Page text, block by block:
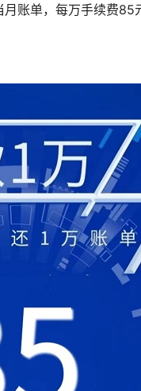
账单，每万手续费85